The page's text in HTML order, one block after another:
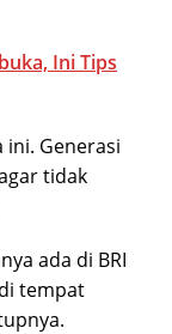
Ini Tips
ini. Generasi
tidak
ada di BRI
tempat